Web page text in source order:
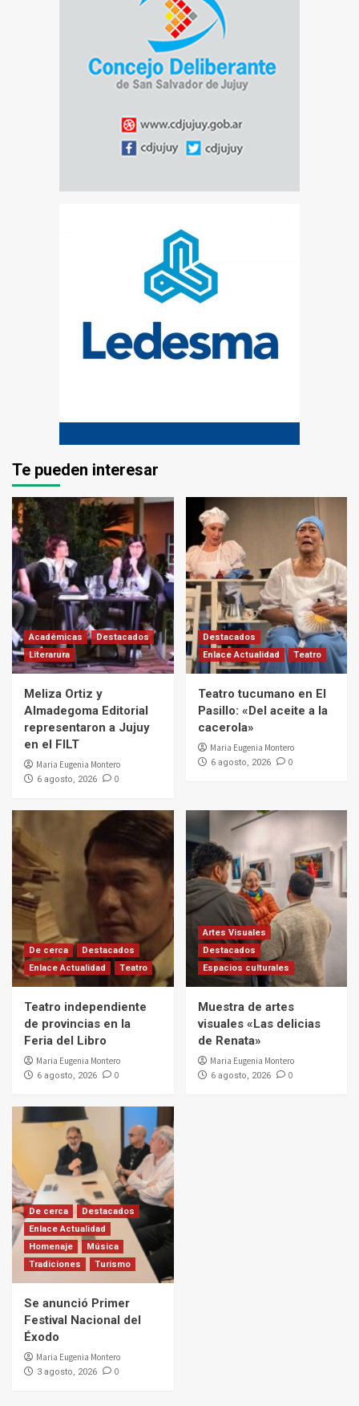
Te pueden interesar
Académicas
Destacados
Literarura
Meliza Ortiz y
Almadegoma Editorial
representaron a Jujuy
en el FILT
Maria Eugenia Montero
6 agosto, 2026 0
Destacados
Enlace Actualidad
Teatro
Teatro tucumano en El
Pasillo: «Del aceite a la
cacerola»
Maria Eugenia Montero
6 agosto, 2026 0
De cerca
Destacados
Enlace Actualidad
Teatro
Teatro independiente
de provincias en la
Feria del Libro
Maria Eugenia Montero
6 agosto, 2026 0
Artes Visuales
Destacados
Espacios culturales
Muestra de artes
visuales «Las delicias
de Renata»
Maria Eugenia Montero
6 agosto, 2026 0
De cerca
Destacados
Enlace Actualidad
Homenaje
Música
Tradiciones
Turismo
Se anunció Primer
Festival Nacional del
Éxodo
Maria Eugenia Montero
3 agosto, 2026 0